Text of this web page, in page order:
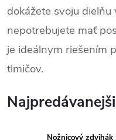
dokážete svoju
nepotrebujete mať
je ideálnym riešením
tlmičov.
Nožnicový